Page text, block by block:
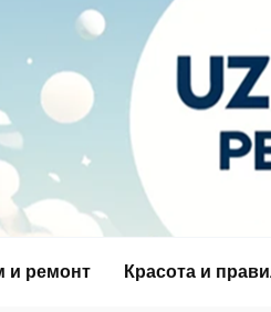
и ремонт Красота и